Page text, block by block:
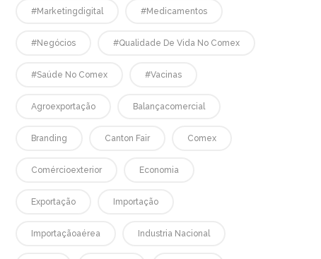
#marketingdigital #medicamentos
#negócios #qualidade De Vida No Comex
#saúde No Comex #vacinas
Agroexportação Balançacomercial
Branding Canton Fair Comex
Comércioexterior Economia
Exportação Importação
Importaçãoaérea Industria Nacional